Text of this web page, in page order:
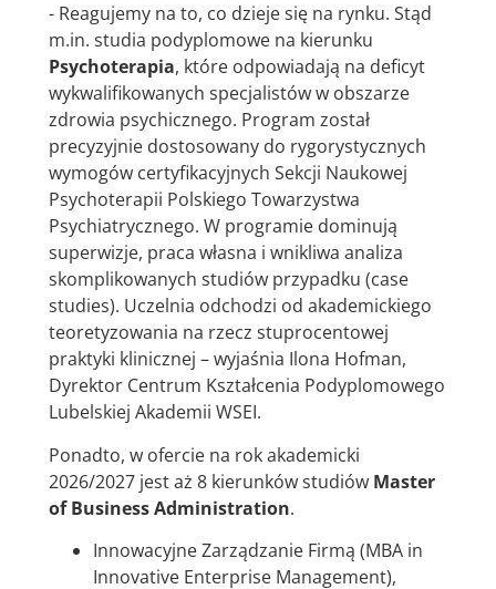
- Reagujemy na to, co dzieje się na rynku. Stąd
m.in. studia podyplomowe na kierunku
Psychoterapia, które odpowiadają na deficyt
wykwalifikowanych specjalistów w obszarze
zdrowia psychicznego. Program został
precyzyjnie dostosowany do rygorystycznych
wymogów certyfikacyjnych Sekcji Naukowej
Psychoterapii Polskiego Towarzystwa
Psychiatrycznego. W programie dominują
superwizje, praca własna i wnikliwa analiza
skomplikowanych studiów przypadku (case
studies). Uczelnia odchodzi od akademickiego
teoretyzowania na rzecz stuprocentowej
praktyki klinicznej – wyjaśnia Ilona Hofman,
Dyrektor Centrum Kształcenia Podyplomowego
Lubelskiej Akademii WSEI.
Ponadto, w ofercie na rok akademicki
2026/2027 jest aż 8 kierunków studiów Master
of Business Administration.
Innowacyjne Zarządzanie Firmą (MBA in
Innovative Enterprise Management),